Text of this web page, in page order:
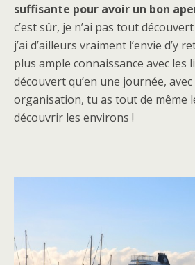
suffisante pour avoir un bon
c’est sûr, je n’ai pas tout
j’ai d’ailleurs vraiment l’envie d’y
plus ample connaissance avec les
découvert qu’en une journée,
organisation, tu as tout de même
découvrir les environs !